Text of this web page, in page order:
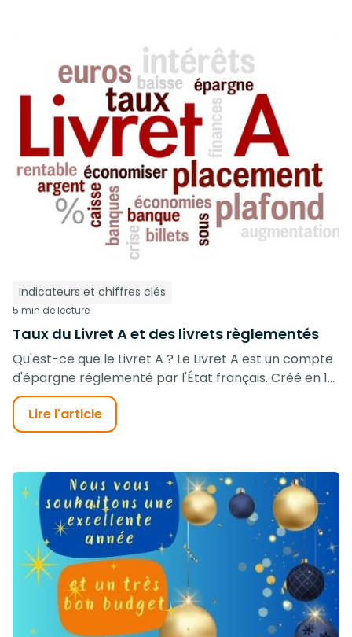
Indicateurs et chiffres clés
5 min de lecture
Taux du Livret A et des livrets règlementés
Qu'est-ce que le Livret A ? Le Livret A est un compte
d'épargne réglementé par l'État français. Créé en 1...
Lire l'article